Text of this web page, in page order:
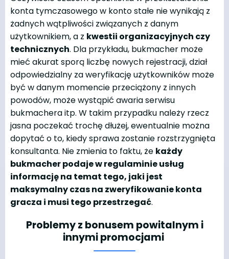
konta tymczasowego w konto stałe nie wynikają z
żadnych wątpliwości związanych z danym
użytkownikiem, a z kwestii organizacyjnych czy
technicznych. Dla przykładu, bukmacher może
mieć akurat sporą liczbę nowych rejestracji, dział
odpowiedzialny za weryfikację użytkowników może
być w danym momencie przeciążony z innych
powodów, może wystąpić awaria serwisu
bukmachera itp. W takim przypadku należy rzecz
jasna poczekać trochę dłużej, ewentualnie można
dopytać o to, kiedy sprawa zostanie rozstrzygnięta
konsultanta. Nie zmienia to faktu, że każdy
bukmacher podaje w regulaminie usług
informację na temat tego, jaki jest
maksymalny czas na zweryfikowanie konta
gracza i musi tego przestrzegać.
Problemy z bonusem powitalnym i
innymi promocjami